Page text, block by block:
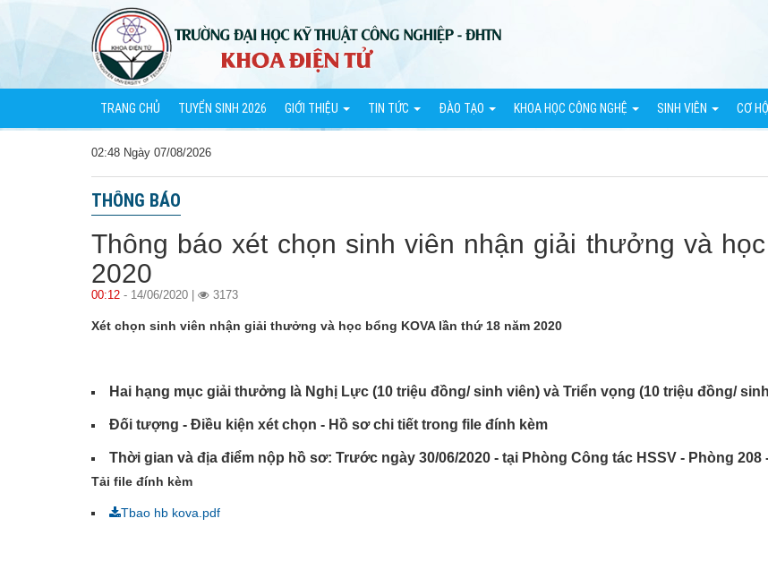
TRANG CHỦ TUYỂN SINH 2026 GIỚI THIỆU TIN TỨC ĐÀO TẠO KHOA HỌC CÔNG NGHỆ SINH VIÊN CƠ
02:48 Ngày 07/08/2026
THÔNG BÁO
Thông báo xét chọn sinh viên nhận giải thưởng và
2020
00:12 - 14/06/2020 | 3173
Xét chọn sinh viên nhận giải thưởng và học bổng KOVA lần thứ 18 năm 2020
Hai hạng mục giải thưởng là Nghị Lực (10 triệu đồng/ sinh viên) và Triển vọng (10 triệu đồng/
Đối tượng - Điều kiện xét chọn - Hồ sơ chi tiết trong file đính kèm
Thời gian và địa điểm nộp hồ sơ: Trước ngày 30/06/2020 - tại Phòng Công tác HSSV - Phòng 208
Tải file đính kèm
Tbao hb kova.pdf